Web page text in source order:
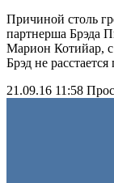
Причиной столь
партнерша Брэда
Марион Котийар,
Брэд не
21.09.16 11:58